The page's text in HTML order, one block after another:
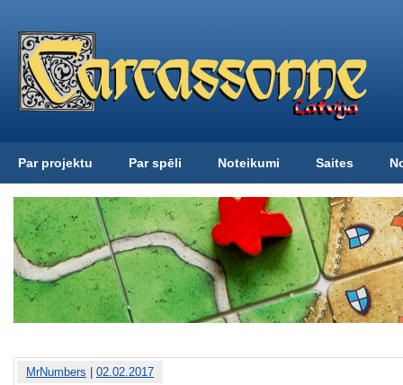
Par projektu Par spēli Noteikumi Saites
MrNumbers 02.02.2017